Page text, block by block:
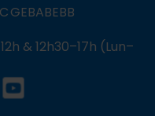
GEBABEBB
& 12h30–17h (Lun–